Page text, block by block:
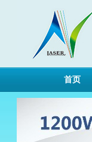
首页